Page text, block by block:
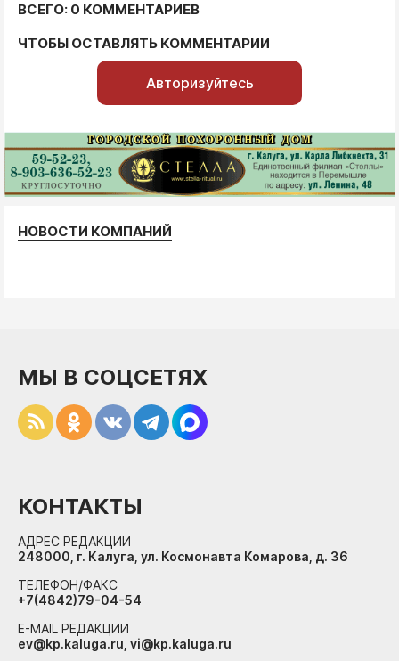
ВСЕГО: 0 КОММЕНТАРИЕВ
ЧТОБЫ ОСТАВЛЯТЬ КОММЕНТАРИИ
Авторизуйтесь
НОВОСТИ КОМПАНИЙ
МЫ В СОЦСЕТЯХ
КОНТАКТЫ
АДРЕС РЕДАКЦИИ
248000, г. Калуга, ул. Космонавта Комарова, д. 36
ТЕЛЕФОН/ФАКС
+7(4842)79-04-54
E-MAIL РЕДАКЦИИ
ev@kp.kaluga.ru, vi@kp.kaluga.ru